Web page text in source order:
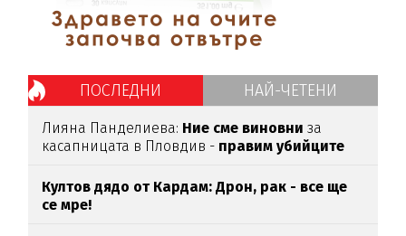
ПОСЛЕДНИ НАЙ-ЧЕТЕНИ
Лияна Панделиева: Ние сме виновниза
касапницата в Пловдив - правим убийците
Култов дядо от Кардам: Дрон, рак - все ще
се мре!